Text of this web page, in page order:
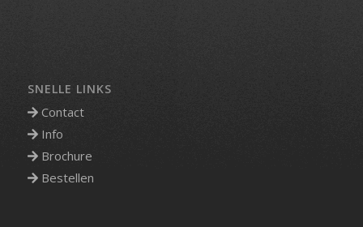
SNELLE LINKS
Contact
Info
Brochure
Bestellen